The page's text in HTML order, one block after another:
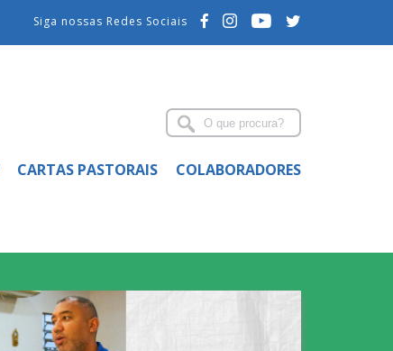
Siga nossas Redes Sociais
CARTAS PASTORAIS COLABORADORES